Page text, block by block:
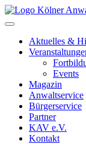
Skip
to
Aktuelles &
Events
Magazin
Anwaltservice
Bürgerservice
Partner
KAV e.V.
Kontakt